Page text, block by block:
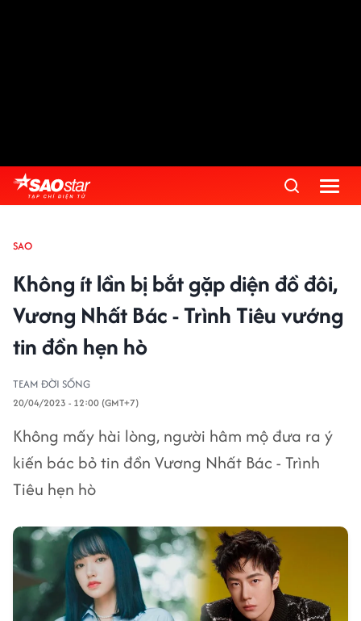
SAO
Không ít lần bị bắt gặp diện đồ đôi,
Vương Nhất Bác - Trình Tiêu vướng
tin đồn hẹn hò
TEAM ĐỜI SỐNG
20/04/2023 - 12:00 (GMT+7)
Không mấy hài lòng, người hâm mộ đưa ra ý
kiến bác bỏ tin đồn Vương Nhất Bác - Trình
Tiêu hẹn hò